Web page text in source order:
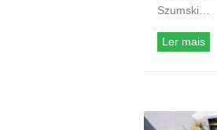
Szumski…
Ler mais